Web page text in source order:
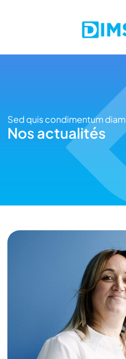
Sed quis condimentum diam
Nos actualités